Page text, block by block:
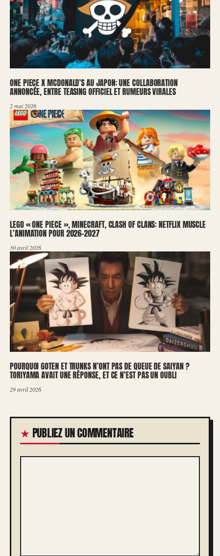
ONE PIECE X MCDONALD’S AU JAPON: UNE COLLABORATION
ANNONCÉE, ENTRE TEASING OFFICIEL ET RUMEURS VIRALES
2 mai 2026
LEGO « ONE PIECE », MINECRAFT, CLASH OF CLANS: NETFLIX MUSCLE
L’ANIMATION POUR 2026-2027
30 avril 2026
POURQUOI GOTEN ET TRUNKS N’ONT PAS DE QUEUE DE SAIYAN ?
TORIYAMA AVAIT UNE RÉPONSE, ET CE N’EST PAS UN OUBLI
29 avril 2026
PUBLIEZ UN COMMENTAIRE
COMMENTAIRE